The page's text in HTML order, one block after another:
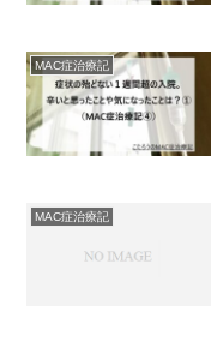
MAC症治療記
MAC症治療記